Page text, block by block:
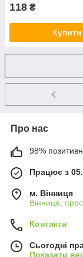
118 ₴
Купити
Про нас
98%
Працює з
м. Вінниця
Вінниця,
Контакти
Сьогодні
Показати